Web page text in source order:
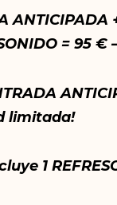
ANTICIPADA
= 95
limitada!
1